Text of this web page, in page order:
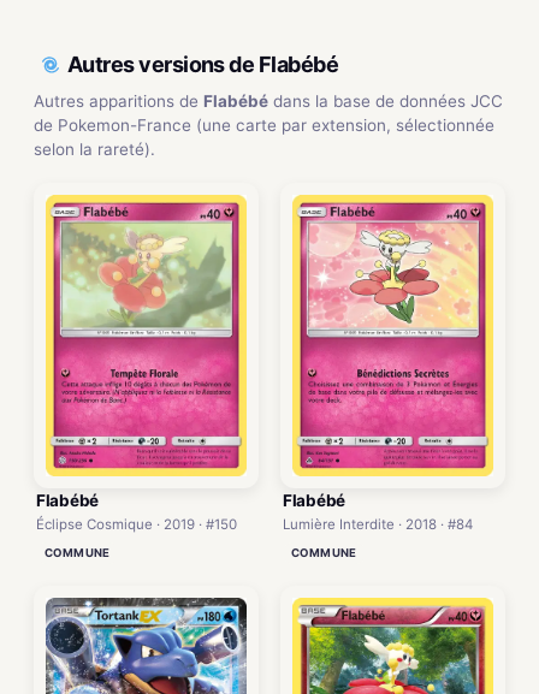
Autres versions de Flabébé
Autres apparitions de Flabébé dans la base de données JCC
de Pokemon-France (une carte par extension, sélectionnée
selon la rareté).
Flabébé
Éclipse Cosmique · 2019 · #150
COMMUNE
Flabébé
Lumière Interdite · 2018 · #84
COMMUNE